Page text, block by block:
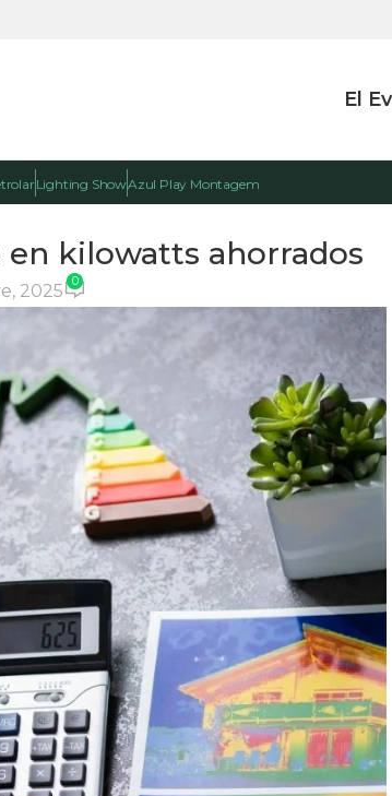
El
Lighting ShowAzul Play Montagem
kilowatts ahorrados
2025 0